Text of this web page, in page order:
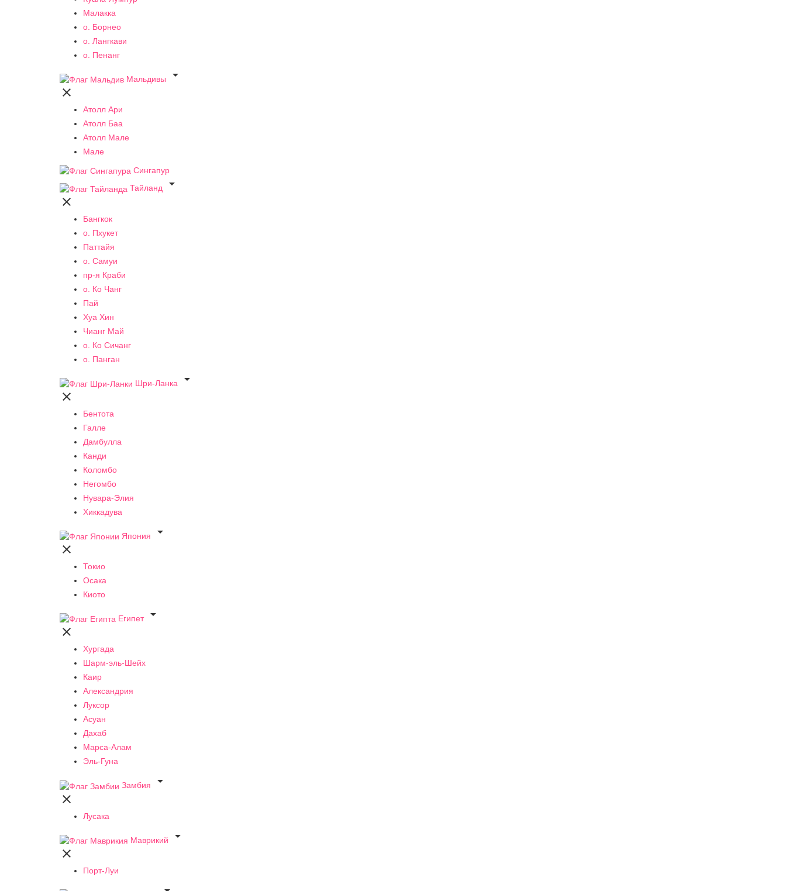
Малакка
о. Борнео
о. Лангкави
о. Пенанг
Мальдивы


Атолл Ари
Атолл Баа
Атолл Мале
Мале
Сингапур
Тайланд


Бангкок
о. Пхукет
Паттайя
о. Самуи
пр-я Краби
о. Ко Чанг
Пай
Хуа Хин
Чианг Май
о. Ко Сичанг
о. Панган
Шри-Ланка


Бентота
Галле
Дамбулла
Канди
Коломбо
Негомбо
Нувара-Элия
Хиккадува
Япония


Токио
Осака
Киото
Египет


Хургада
Шарм-эль-Шейх
Каир
Александрия
Луксор
Асуан
Дахаб
Марса-Алам
Эль-Гуна
Замбия


Лусака
Маврикий


Порт-Луи